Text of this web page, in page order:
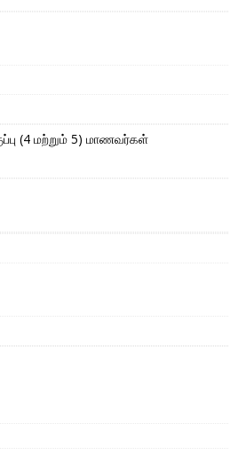
(4 மற்றும் 5) மாணவர்கள்